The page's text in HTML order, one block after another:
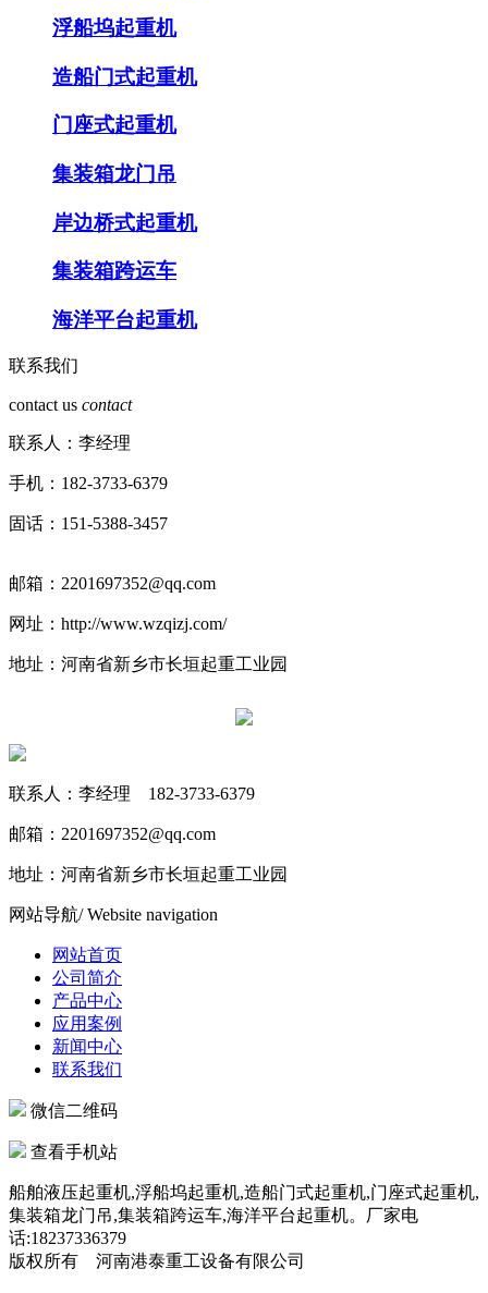
浮船坞起重机
造船门式起重机
门座式起重机
集装箱龙门吊
岸边桥式起重机
集装箱跨运车
海洋平台起重机
联系我们
contact us contact
联系人：李经理
手机：182-3733-6379
固话：151-5388-3457
邮箱：2201697352@qq.com
网址：http://www.wzqizj.com/
地址：河南省新乡市长垣起重工业园
联系人：李经理 182-3733-6379
邮箱：2201697352@qq.com
地址：河南省新乡市长垣起重工业园
网站导航/ Website navigation
网站首页
公司简介
产品中心
应用案例
新闻中心
联系我们
微信二维码
查看手机站
船舶液压起重机,浮船坞起重机,造船门式起重机,门座式起重机,
集装箱龙门吊,集装箱跨运车,海洋平台起重机。厂家电
话:18237336379
版权所有 河南港泰重工设备有限公司